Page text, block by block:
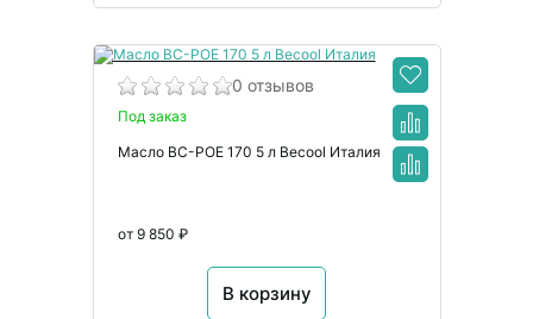
0 отзывов
Под заказ
Масло BC-POE 170 5 л Becool Италия
от 9 850 ₽
В корзину